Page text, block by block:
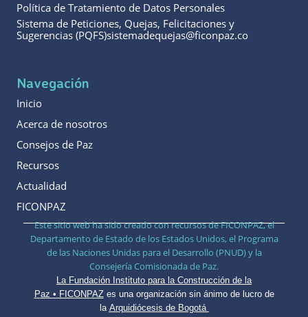
Política de Tratamiento de Datos Personales
Sistema de Peticiones, Quejas, Felicitaciones y
Sugerencias (PQFS)sistemadequejas@ficonpaz.co
Navegación
Inicio
Acerca de nosotros
Consejos de Paz
Recursos
Actualidad
FICONPAZ
Este sitio web ha sido creado con recursos de FICONPAZ, el
Departamento de Estado de los Estados Unidos, el Programa
de las Naciones Unidas para el Desarrollo (PNUD) y la
Consejería Comisionada de Paz.
La Fundación Instituto para la Construcción de la
Paz • FICONPAZ es una organización sin ánimo de lucro de
la Arquidiócesis de Bogotá